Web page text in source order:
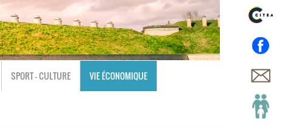
SPORT - CULTURE VIE ÉCONOMIQUE